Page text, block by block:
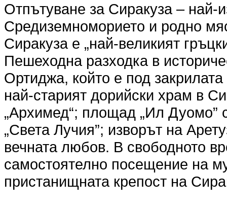
Отпътуване за Сиракуза – най-
Средиземноморието и родно
Сиракуза е „най-великият
Пешеходна разходка в
Ортиджа, който е под
най-старият дорийски храм в
„Архимед“; площад „Ил Дуомо”
„Света Лучия”; изворът на
вечната любов. В свободното
самостоятелно посещение на
пристанищната крепост на